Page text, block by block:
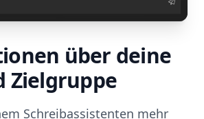
über deine
Zielgruppe
Schreibassistenten mehr